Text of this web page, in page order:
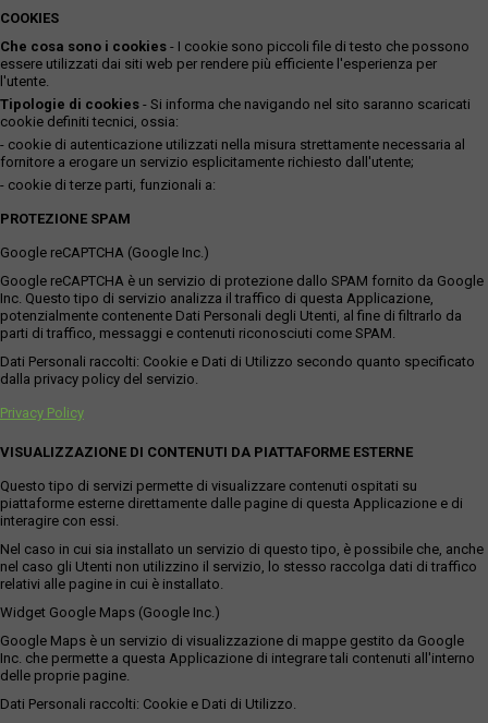
COOKIES
Che cosa sono i cookies - I cookie sono piccoli file di testo che possono
essere utilizzati dai siti web per rendere più efficiente l'esperienza per
l'utente.
Tipologie di cookies - Si informa che navigando nel sito saranno scaricati
cookie definiti tecnici, ossia:
- cookie di autenticazione utilizzati nella misura strettamente necessaria al
fornitore a erogare un servizio esplicitamente richiesto dall'utente;
- cookie di terze parti, funzionali a:
PROTEZIONE SPAM
Google reCAPTCHA (Google Inc.)
Google reCAPTCHA è un servizio di protezione dallo SPAM fornito da Google
Inc. Questo tipo di servizio analizza il traffico di questa Applicazione,
potenzialmente contenente Dati Personali degli Utenti, al fine di filtrarlo da
parti di traffico, messaggi e contenuti riconosciuti come SPAM.
Dati Personali raccolti: Cookie e Dati di Utilizzo secondo quanto specificato
dalla privacy policy del servizio.
Privacy Policy
VISUALIZZAZIONE DI CONTENUTI DA PIATTAFORME ESTERNE
Questo tipo di servizi permette di visualizzare contenuti ospitati su
piattaforme esterne direttamente dalle pagine di questa Applicazione e di
interagire con essi.
Nel caso in cui sia installato un servizio di questo tipo, è possibile che, anche
nel caso gli Utenti non utilizzino il servizio, lo stesso raccolga dati di traffico
relativi alle pagine in cui è installato.
Widget Google Maps (Google Inc.)
Google Maps è un servizio di visualizzazione di mappe gestito da Google
Inc. che permette a questa Applicazione di integrare tali contenuti all'interno
delle proprie pagine.
Dati Personali raccolti: Cookie e Dati di Utilizzo.